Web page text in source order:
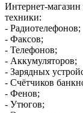
Интернет-
техники:
- Радиотелефонов;
- Факсов;
- Телефонов;
- Аккумуляторов;
- Зарядных
- Счётчиков
- Фенов;
- Утюгов;